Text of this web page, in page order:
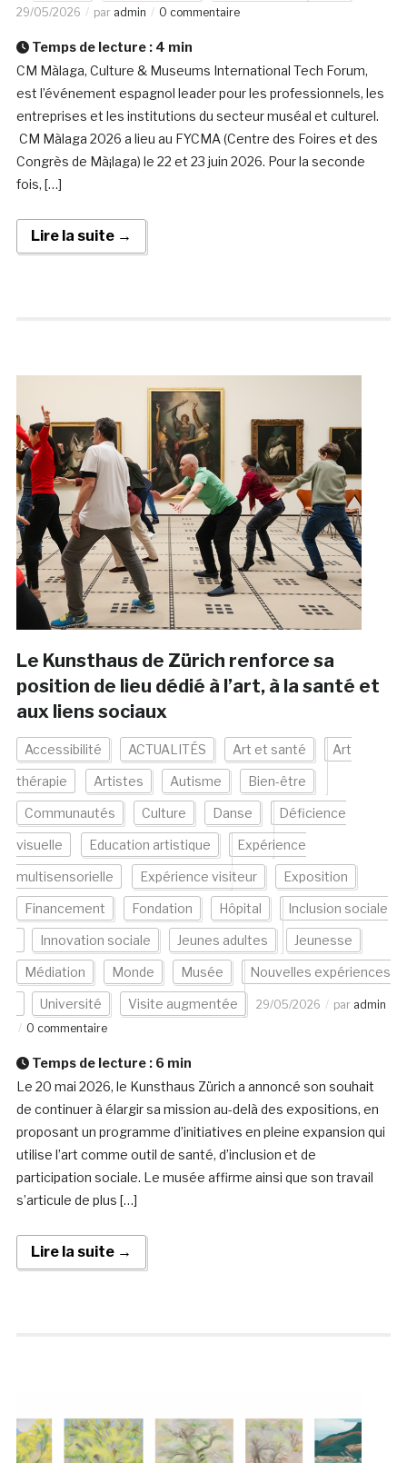
29/05/2026 par admin 0 commentaire
Temps de lecture : 4 min
CM Màlaga, Culture & Museums International Tech Forum,
est l’événement espagnol leader pour les professionnels, les
entreprises et les institutions du secteur muséal et culturel.
CM Màlaga 2026 a lieu au FYCMA (Centre des Foires et des
Congrès de Mà¡laga) le 22 et 23 juin 2026. Pour la seconde
fois, […]
Lire la suite →
Le Kunsthaus de Zürich renforce sa
position de lieu dédié à l’art, à la santé et
aux liens sociaux
Accessibilité ACTUALITÉS Art et santé Art
thérapie Artistes Autisme Bien-être
Communautés Culture Danse Déficience
visuelle Education artistique Expérience
multisensorielle Expérience visiteur Exposition
Financement Fondation Hôpital Inclusion sociale
Innovation sociale Jeunes adultes Jeunesse
Médiation Monde Musée Nouvelles expériences
Université Visite augmentée 29/05/2026 par admin
0 commentaire
Temps de lecture : 6 min
Le 20 mai 2026, le Kunsthaus Zürich a annoncé son souhait
de continuer à élargir sa mission au-delà des expositions, en
proposant un programme d’initiatives en pleine expansion qui
utilise l’art comme outil de santé, d’inclusion et de
participation sociale. Le musée affirme ainsi que son travail
s’articule de plus […]
Lire la suite →